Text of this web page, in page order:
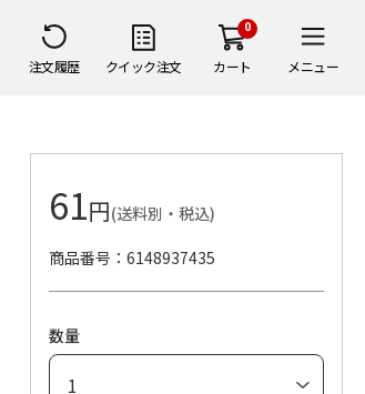
注文履歴 クイック注文
0
カート メニュー
61円(送料別・税込)
商品番号
6148937435
数量